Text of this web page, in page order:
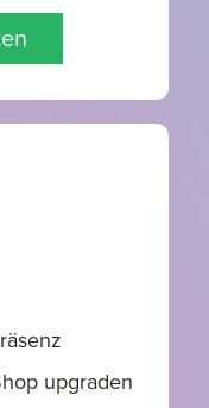
upgraden